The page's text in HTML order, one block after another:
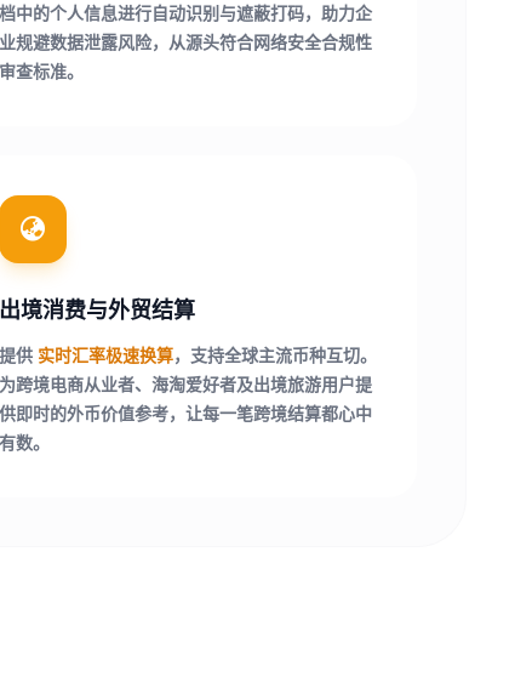
档中的个人信息进行自动识别与遮蔽打码，助力企
业规避数据泄露风险，从源头符合网络安全合规性
审查标准。
出境消费与外贸结算
提供 实时汇率极速换算，支持全球主流币种互切。
为跨境电商从业者、海淘爱好者及出境旅游用户提
供即时的外币价值参考，让每一笔跨境结算都心中
有数。